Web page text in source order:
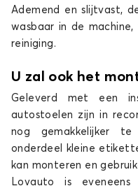
Ademend en slijtvast,
wasbaar in de
reiniging.
U zal ook het
Geleverd met een
autostoelen zijn in
nog gemakkelijker
onderdeel kleine
kan monteren en
Lovauto is